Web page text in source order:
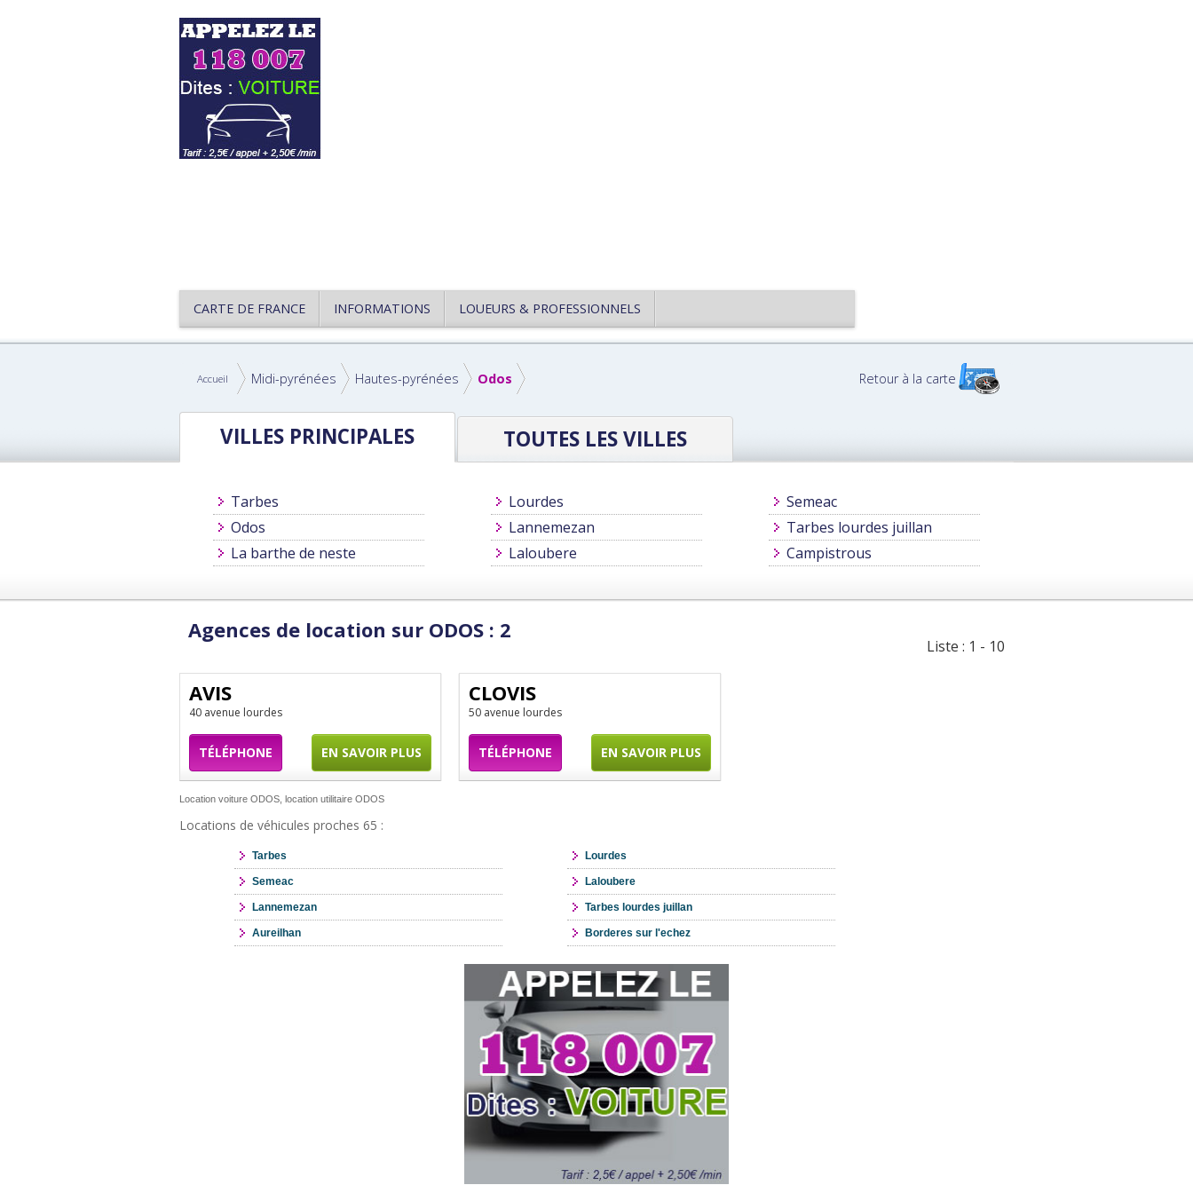
CARTE DE FRANCE INFORMATIONS LOUEURS & PROFESSIONNELS
Accueil Midi-pyrénées Hautes-pyrénées Odos Retour à la carte
VILLES PRINCIPALES TOUTES LES VILLES
Tarbes Lourdes
Semeac
Odos
Lannemezan
Tarbes lourdes juillan
La barthe de neste
Laloubere Campistrous
Agences de location sur ODOS : 2
Liste : 1 - 10
AVIS
40 avenue lourdes
TÉLÉPHONE EN SAVOIR PLUS
CLOVIS
50 avenue lourdes
TÉLÉPHONE EN SAVOIR PLUS
Location voiture ODOS, location utilitaire ODOS
Locations de véhicules proches 65 :
Tarbes Lourdes
Semeac Laloubere
Lannemezan Tarbes lourdes juillan
Aureilhan Borderes sur l'echez